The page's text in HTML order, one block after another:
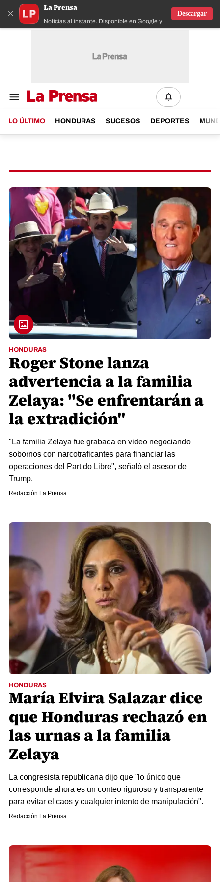
×
La Prensa
Noticias al instante. Disponible en Google y IOS
Descargar
LO ÚLTIMO HONDURAS SUCESOS DEPORTES
HONDURAS
Roger Stone lanza
advertencia a la familia
Zelaya: "Se enfrentarán a
la extradición"
"La familia Zelaya fue grabada en video negociando
sobornos con narcotraficantes para financiar las
operaciones del Partido Libre", señaló el asesor de
Trump.
Redacción La Prensa
HONDURAS
María Elvira Salazar dice
que Honduras rechazó en
las urnas a la familia
Zelaya
La congresista republicana dijo que "lo único que
corresponde ahora es un conteo riguroso y transparente
para evitar el caos y cualquier intento de manipulación".
Redacción La Prensa